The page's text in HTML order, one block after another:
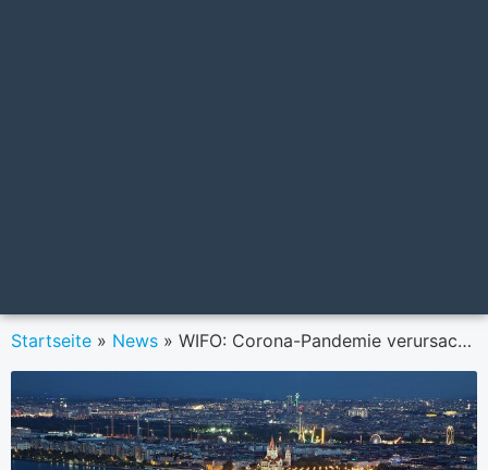
Startseite » News » WIFO: Corona-Pandemie verursacht historischen Einbruch der Wirtschaftsleistung